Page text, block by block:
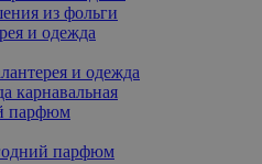
из фольги
и одежда
и одежда
карнавальная
парфюм
парфюм